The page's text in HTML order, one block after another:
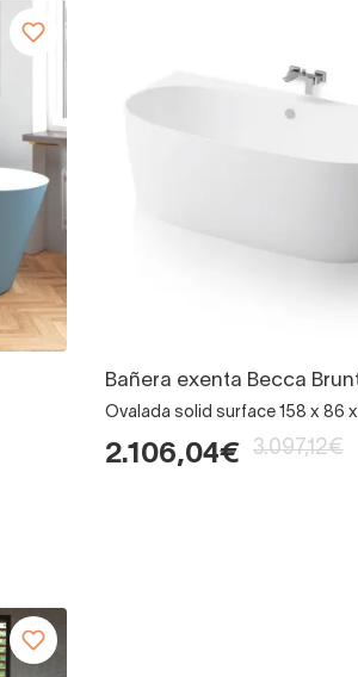
Bañera exenta Becca
Ovalada solid surface 158 x 86
2.106,04€ 3.097,12€